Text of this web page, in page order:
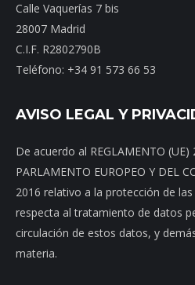
Calle Vaquerías 7 bis
28007 Madrid
C.I.F. R2802790B
Teléfono: +34 91 573 66 53
AVISO LEGAL Y
De acuerdo al REGLAMENTO
PARLAMENTO EUROPEO Y DEL
2016 relativo a la protección de
respecta al tratamiento de datos
circulación de estos datos, y
materia.